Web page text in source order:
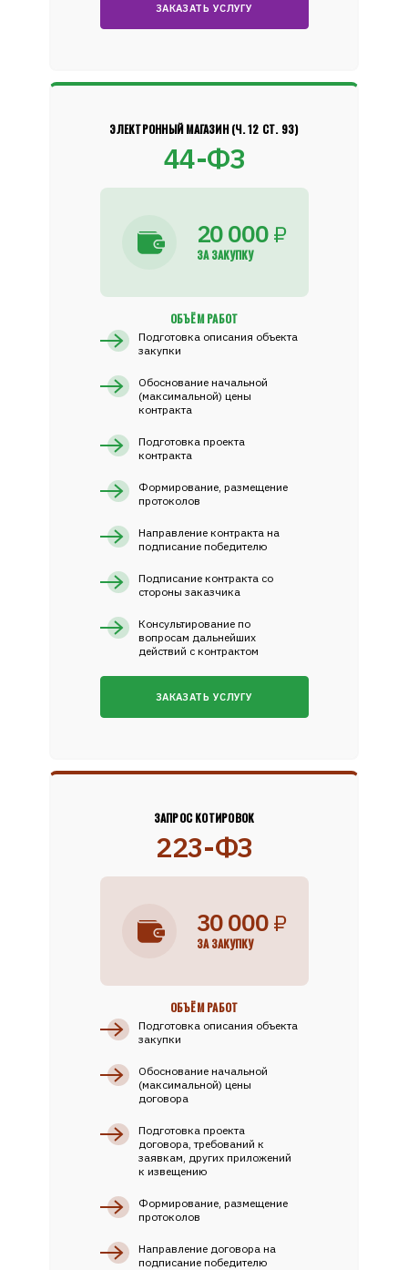
ЗАКАЗАТЬ УСЛУГУ
ЭЛЕКТРОННЫЙ МАГАЗИН (Ч. 12 СТ. 93)
44-ФЗ
20 000₽
ЗА ЗАКУПКУ
ОБЪЁМ РАБОТ
Подготовка описания объекта
закупки
Обоснование начальной
(максимальной) цены
контракта
Подготовка проекта
контракта
Формирование, размещение
протоколов
Направление контракта на
подписание победителю
Подписание контракта со
стороны заказчика
Консультирование по
вопросам дальнейших
действий с контрактом
ЗАКАЗАТЬ УСЛУГУ
ЗАПРОС КОТИРОВОК
223-ФЗ
30 000₽
ЗА ЗАКУПКУ
ОБЪЁМ РАБОТ
Подготовка описания объекта
закупки
Обоснование начальной
(максимальной) цены
договора
Подготовка проекта
договора, требований к
заявкам, других приложений
к извещению
Формирование, размещение
протоколов
Направление договора на
подписание победителю